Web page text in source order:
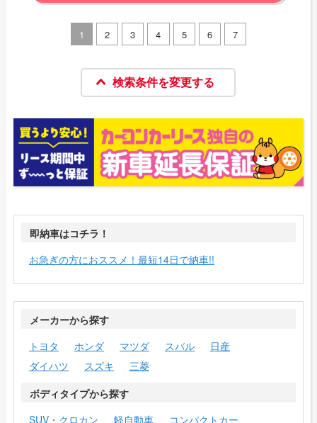
1 2 3 4 5 6 7
検索条件を変更する
即納車はコチラ！
お急ぎの方におススメ！最短14日で納車!!
メーカーから探す
トヨタ
ホンダ マツダ スバル
日産
ダイハツ
スズキ
三菱
ボディタイプから探す
SUV・クロカン
軽自動車
コンパクトカー